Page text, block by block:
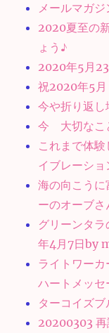
メールマガ
2020夏至の
ょう♪
2020年5月
祝2020年5月
今や折り返し
今 大切なこ
これまで体
イブレーショ
海の向こう
ーのオーブ
グリーンタ
年4月7日by
ライトワー
ハートメッ
ターコイズ
20200303 再